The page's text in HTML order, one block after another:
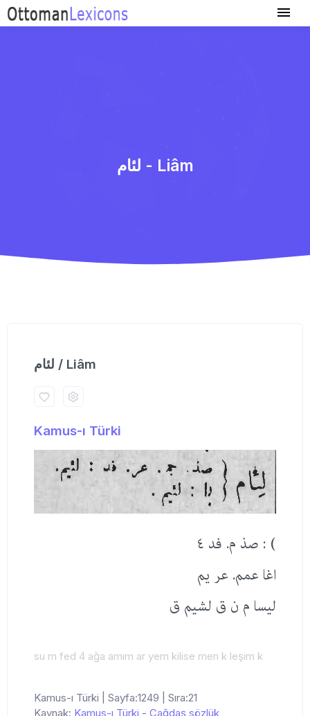
لئام - Liâm
لئام / Liâm
Kamus-ı Türki
) : صذ م. فد ٤
اغا عمم. عر یم
لیسا م ن ق لشیم ق
su m fed 4 ağa amım ar yem kilise men k leşim k
Kamus-ı Türki | Sayfa:1249 | Sıra:21
Kaynak: Kamus-ı Türki - Çağdaş sözlük